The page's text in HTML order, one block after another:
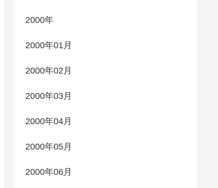
2000年
2000年01月
2000年02月
2000年03月
2000年04月
2000年05月
2000年06月